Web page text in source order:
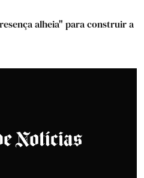
alheia" para construir a